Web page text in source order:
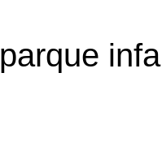
parque